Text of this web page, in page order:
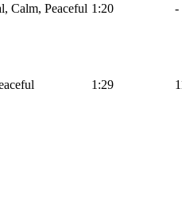
Calm, Peaceful 1:20 -
1:29